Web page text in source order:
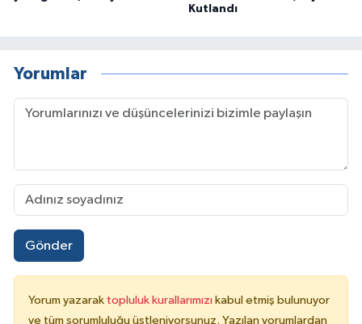
Kutlandı
Yorumlar
Gönder
Yorum yazarak topluluk kurallarımızı kabul etmiş bulunuyor
ve tüm sorumluluğu üstleniyorsunuz. Yazılan yorumlardan